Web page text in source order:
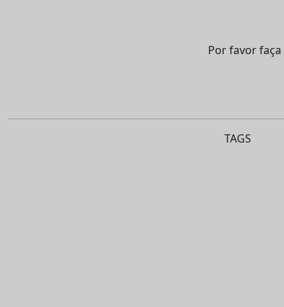
Por favor faça
TAGS